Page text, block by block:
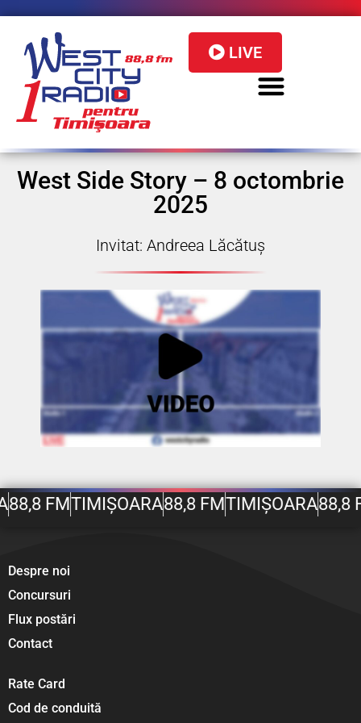
LIVE
West Side Story – 8 octombrie
2025
Invitat: Andreea Lăcătuș
88,8 FMTIMIȘOARA88,8 FMTIMIȘOARA88,8
Despre noi
Concursuri
Flux postări
Contact
Rate Card
Cod de conduită